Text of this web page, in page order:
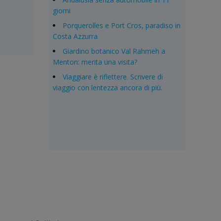
giorni
Porquerolles e Port Cros, paradiso in
Costa Azzurra
Giardino botanico Val Rahmeh a
Menton: merita una visita?
Viaggiare è riflettere. Scrivere di
viaggio con lentezza ancora di più.